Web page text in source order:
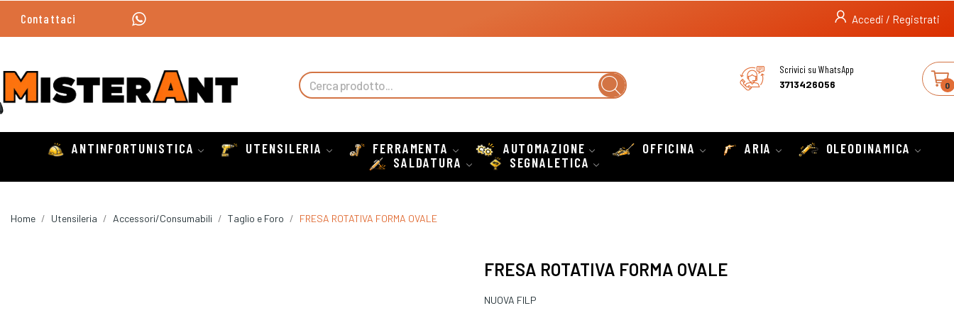
Contattaci Accedi / Registrati
0
Scrivici su WhatsApp
3713426056
ANTINFORTUNISTICA UTENSILERIA FERRAMENTA AUTOMAZIONE OFFICINA ARIA
OLEODINAMICA
SALDATURA
SEGNALETICA
Home Utensileria Accessori/Consumabili Taglio e Foro FRESA ROTATIVA FORMA OVALE
FRESA ROTATIVA FORMA OVALE
NUOVA FILP